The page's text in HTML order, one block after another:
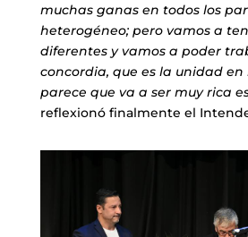
muchas ganas en todos los
heterogéneo; pero vamos a
diferentes y vamos a poder
concordia, que es la unidad
parece que va a ser muy rica
reflexionó finalmente el